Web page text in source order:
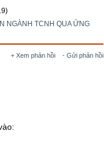
NGÀNH TCNH QUA ỨNG
+ Xem phản hồi - Gửi phản hồi